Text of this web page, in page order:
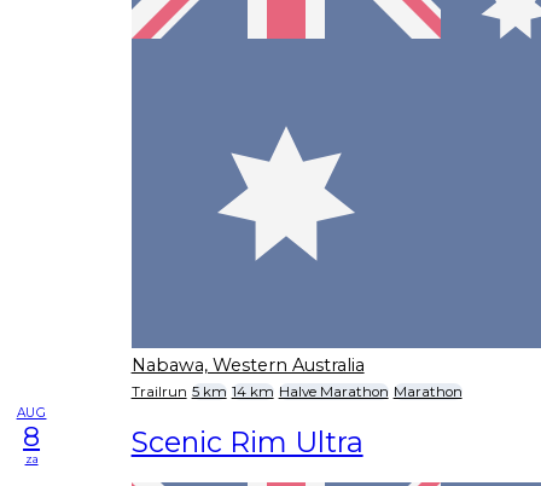
Nabawa, Western Australia
Trailrun 5 km 14 km Halve Marathon Marathon
AUG
8
za Scenic Rim Ultra